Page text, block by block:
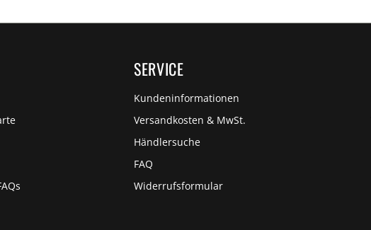
SERVICE
Kundeninformationen
Versandkosten & MwSt.
Händlersuche
FAQ
Widerrufsformular